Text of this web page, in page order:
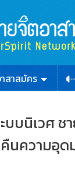
สาสมัคร
บนิเวศ ช
นความอุ